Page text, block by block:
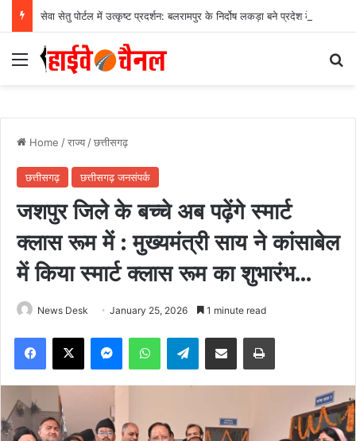
Menu
Home /राज्य /छत्तीसगढ़
छत्तीसगढ़ छत्तीसगढ़ जनसंपर्क
जशपुर जिले के बच्चे अब पढ़ेंगे स्मार्ट
क्लास रूम में : मुख्यमंत्री साय ने कांसाबेल
में किया स्मार्ट क्लास रूम का शुभारंभ…
News Desk January 25, 2026 1 minute read
Facebook
X MessengerWhatsAppTelegramShare via Email Print